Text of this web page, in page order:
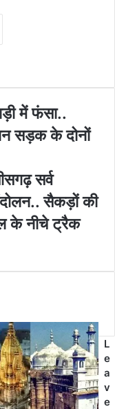
में फंसा..
सड़क के दोनों
सर्व
सैकड़ों की
के नीचे ट्रैक
L
e
a
v
e